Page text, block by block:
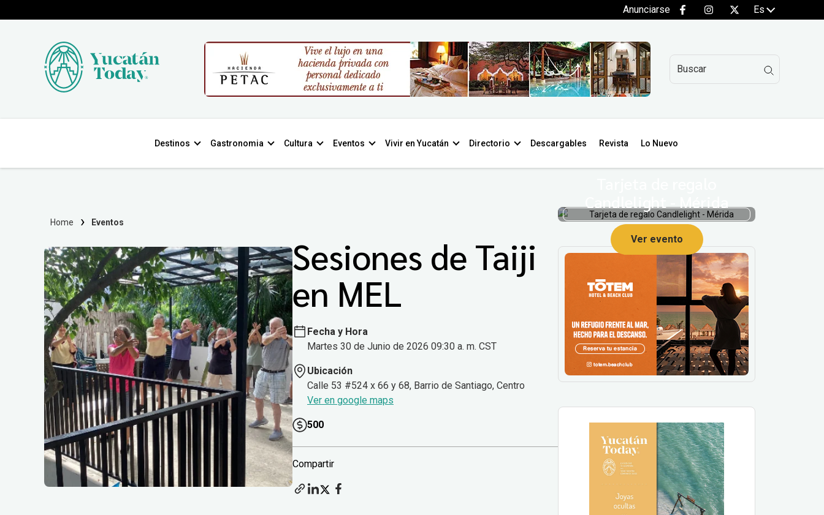
Anunciarse Es
Destinos Gastronomia Cultura Eventos Vivir en Yucatán Directorio Descargables Revista Lo Nuevo
Home Eventos
Sesiones de Taiji
en MEL
Fecha y Hora
Martes 30 de Junio de 2026 09:30 a. m. CST
Ubicación
Calle 53 #524 x 66 y 68, Barrio de Santiago, Centro
Ver en google maps
500
Compartir
Candlelight - Mérida
Ver evento